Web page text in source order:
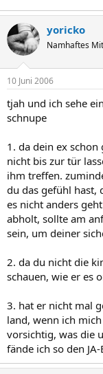
yoricko
Namhaftes
10 Juni 2006
tjah und ich sehe
schnupe
1. da dein ex
nicht bis zur tür
ihm treffen.
du das gefühl hast,
es nicht anders
abholt, sollte am
sein, um deiner
2. da du nicht die
schauen, wie er es
3. hat er nicht mal
land, wenn ich
vorsichtig, was die
fände ich so den